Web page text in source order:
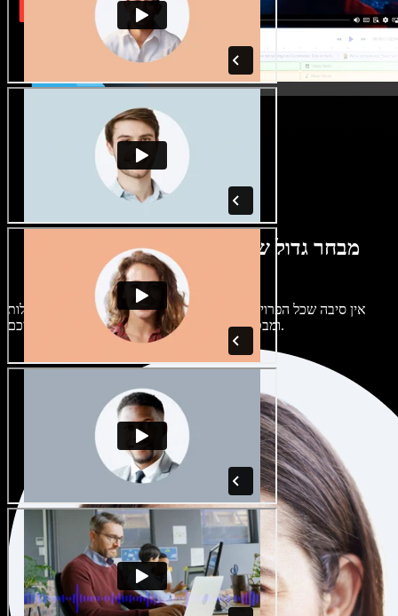
מבחר גדול של קולות נשים וגברים במגוון
מבטאים
אין סיבה שכל הפרויקטים יישמעו אותו דבר. בחרו מתוך מאות קולות
ומבטאים של בינה מלאכותית והתאימו אותם אליכם.